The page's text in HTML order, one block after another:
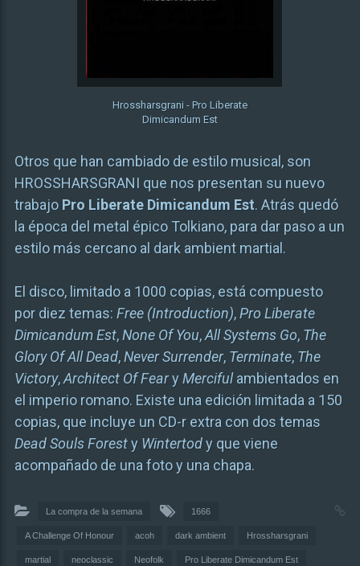
Hrossharsgrani - Pro Liberate
Dimicandum Est
Otros que han cambiado de estilo musical, son
HROSSHARSGRANI que nos presentan su nuevo
trabajo Pro Liberate Dimicandum Est. Atrás quedó
la época del metal épico Tolkiano, para dar paso a un
estilo más cercano al dark ambient martial.
El disco, limitado a 1000 copias, está compuesto
por diez temas: Free (Introduction),Pro Liberate
Dimicandum Est,None Of You,All Systems Go, The
Glory Of All Dead,Never Surrender, Terminate, The
Victory,Architect Of FearyMercifulambientados en
el imperio romano. Existe una edición limitada a 150
copias, que incluye un CD-r extra con dos temas
Dead Souls Foresty Wintertody que viene
acompañado de una foto y una chapa.
La compra de la semana 1666
A Challenge Of Honour acoh dark ambient Hrossharsgrani
martial neoclassic Neofolk Pro Liberate Dimicandum Est